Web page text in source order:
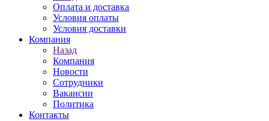
Оплата и доставка
Условия оплаты
Условия доставки
Компания
Назад
Компания
Новости
Сотрудники
Вакансии
Политика
Контакты